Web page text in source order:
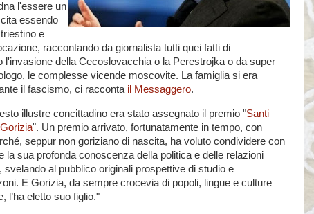
l'essere un
essendo
e
raccontando da giornalista tutti quei fatti di
l'invasione della Cecoslovacchia o la Perestrojka o da super
le complesse vicende moscovite. La famiglia si era
il fascismo, ci racconta il Messaggero.
illustre concittadino era stato assegnato il premio "Santi
". Un premio arrivato, fortunatamente in tempo, con
seppur non goriziano di nascita, ha voluto condividere con
la sua profonda conoscenza della politica e delle relazioni
svelando al pubblico originali prospettive di studio e
E Gorizia, da sempre crocevia di popoli, lingue e culture
l’ha eletto suo figlio."